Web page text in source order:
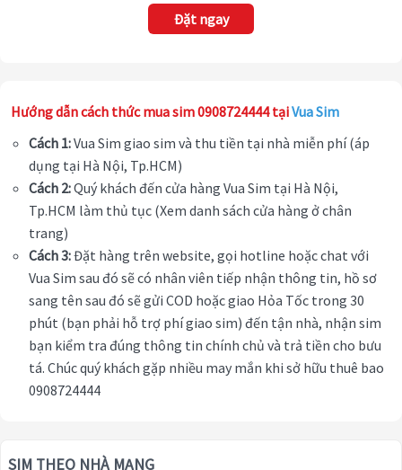
Đặt ngay
Hướng dẫn cách thức mua sim 0908724444 tạiVua Sim
Cách 1:Vua Sim giao sim và thu tiền tại nhà miễn phí (áp
dụng tại Hà Nội, Tp.HCM)
Cách 2:Quý khách đến cửa hàng Vua Sim tại Hà Nội,
Tp.HCM làm thủ tục (Xem danh sách cửa hàng ở chân
trang)
Cách 3:Đặt hàng trên website, gọi hotline hoặc chat với
Vua Sim sau đó sẽ có nhân viên tiếp nhận thông tin, hồ sơ
sang tên sau đó sẽ gửi COD hoặc giao Hỏa Tốc trong 30
phút (bạn phải hỗ trợ phí giao sim) đến tận nhà, nhận sim
bạn kiểm tra đúng thông tin chính chủ và trả tiền cho bưu
tá. Chúc quý khách gặp nhiều may mắn khi sở hữu thuê bao
0908724444
SIM THEO NHÀ MẠNG